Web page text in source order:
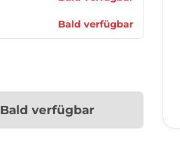
Bald verfügbar
Bald verfügbar